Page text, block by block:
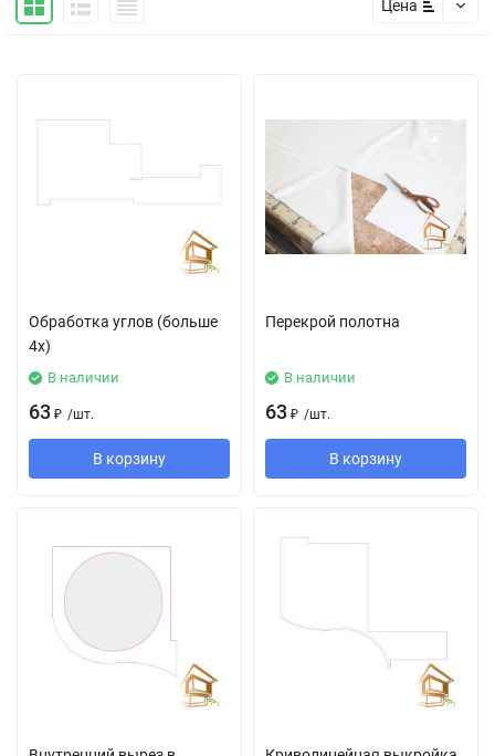
Цена
Обработка углов (больше
4х)
В наличии
63 ₽ /шт.
В корзину
Перекрой полотна
В наличии
63 ₽ /шт.
В корзину